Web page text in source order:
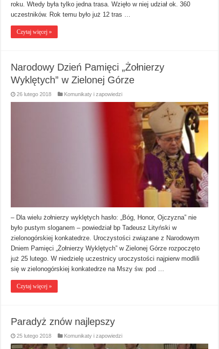
roku. Wtedy była tylko jedna trasa. Wzięło w niej udział ok. 360
uczestników. Rok temu było już 12 tras …
Czytaj więcej »
Narodowy Dzień Pamięci „Żołnierzy
Wyklętych” w Zielonej Górze
26 lutego 2018 Komunikaty i zapowiedzi
– Dla wielu żołnierzy wyklętych hasło: „Bóg, Honor, Ojczyzna” nie
było pustym sloganem – powiedział bp Tadeusz Lityński w
zielonogórskiej konkatedrze. Uroczystości związane z Narodowym
Dniem Pamięci „Żołnierzy Wyklętych” w Zielonej Górze rozpoczęto
już 25 lutego. W niedzielę uczestnicy uroczystości najpierw modlili
się w zielonogórskiej konkatedrze na Mszy św. pod …
Czytaj więcej »
Paradyż znów najlepszy
25 lutego 2018 Komunikaty i zapowiedzi